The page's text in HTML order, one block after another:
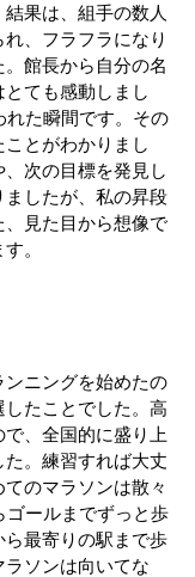
果は、組手の数人
、フラフラになり
館長から自分の名
ても感動しまし
れた瞬間です。その
とがわかりまし
次の目標を発見し
したが、私の昇段
見た目から想像で
。
ニングを始めたの
たことでした。高
、全国的に盛り上
。練習すれば大丈
のマラソンは散々
ゴールまでずっと歩
最寄りの駅まで歩
ソンは向いてな